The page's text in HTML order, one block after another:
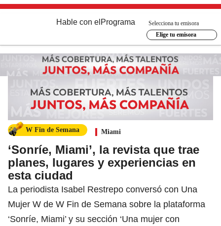
Hable con el Programa
Selecciona tu emisora
Elige tu emisora
W Fin de Semana Miami
‘Sonríe, Miami’, la revista que trae
planes, lugares y experiencias en
esta ciudad
La periodista Isabel Restrepo conversó con Una
Mujer W de W Fin de Semana sobre la plataforma
‘Sonríe, Miami’ y su sección ‘Una mujer con